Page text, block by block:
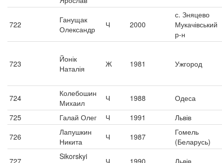
722
Ганущак
Олександр
Ч 2000
с. Зняцево
Мукачівський
р-н
723
Йонік
Наталія
Ж 1981 Ужгород
724
Колебошин
Михаил
Ч 1988
Одеса
725
Галай Олег Ч 1991
Львів
726
Лапушкин
Никита
Ч 1987
Гомель
(Беларусь)
727
Sikorskyi
Ч 1990 Львів